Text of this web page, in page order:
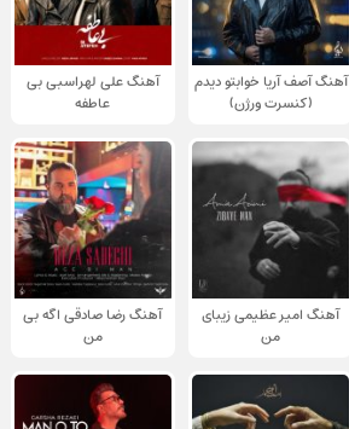
آهنگ آصف آریا خوابتو دیدم
(کنسرت ورژن)
آهنگ علی لهراسبی بی
عاطفه
آهنگ امیر عظیمی زیبای
من
آهنگ رضا صادقی اگه بی
من